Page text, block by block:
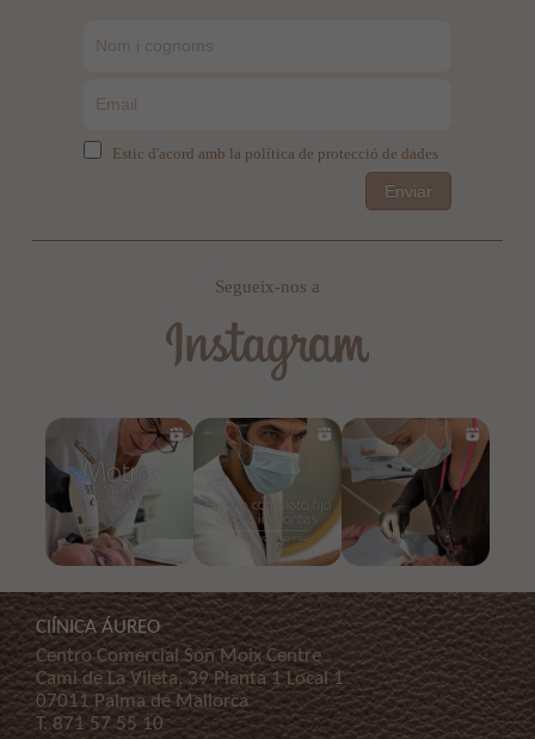
Estic d'acord amb la política de protecció de dades
Enviar
Segueix-nos a
ClÍNICA ÁUREO
Centro Comercial Son Moix Centre
Cami de La Vileta, 39 Planta 1 Local 1
07011 Palma de Mallorca
T.871 57 55 10